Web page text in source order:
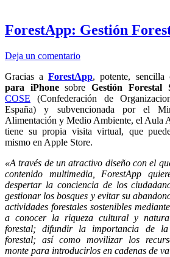
ForestApp: Gestión
Deja un comentario
Gracias aForestApp, potente,
para iPhonesobreGestión Forestal
COSE (Confederación de
España) y subvencionada por el
Alimentación y Medio Ambiente, el Aula
tiene su propia visita virtual, que
mismo en Apple Store.
«A través de un atractivo diseño con el
contenido multimedia, ForestApp
despertar la conciencia de los
gestionar los bosques y evitar su
actividades forestales sostenibles
a conocer la riqueza cultural y
forestal; difundir la importancia de
forestal; así como movilizar los
monte para introducirlos en cadenas de